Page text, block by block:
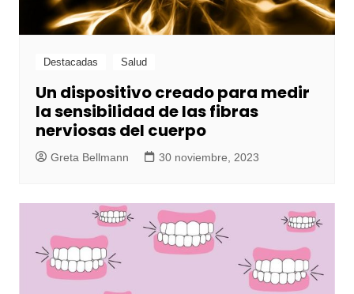
Destacadas Salud
Un dispositivo creado para medir
la sensibilidad de las fibras
nerviosas del cuerpo
Greta Bellmann 30 noviembre, 2023